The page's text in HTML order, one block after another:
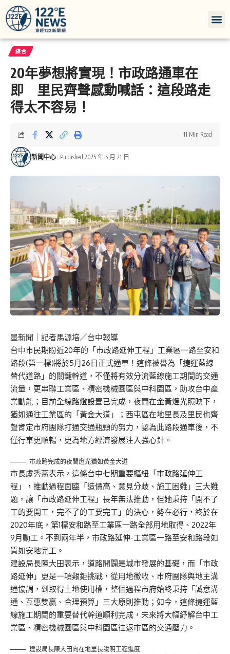
綜合
20年夢想將實現！市政路通車在
即 里民齊聲感動喊話：這段路走
得太不容易！
新聞中心 Published 2025 年 5 月 21 日
11 Min Read
墨新聞 ｜記者馬源培／台中報導
台中市民期盼近20年的「市政路延伸工程」工業區一路至安和
路段(第一標)將於5月26日正式通車！這條被譽為「捷運藍線
替代道路」的關鍵幹道，不僅將有效分流藍線施工期間的交通
流量，更串聯工業區、精密機械園區與中科園區，助攻台中產
業動能；目前全線路燈設置已完成，夜間在金黃燈光照映下，
猶如通往工業區的「黃金大道」；西屯區在地里長及里民也齊
聲肯定市府團隊打通交通瓶頸的努力，認為此路段通車後，不
僅行車更順暢，更為地方經濟發展注入強心針。
市政路完成的夜間燈光猶如黃金大道
市長盧秀燕表示，這條台中七期重要樞紐「市政路延伸工
程」，推動過程面臨「造價高、意見分歧、施工困難」三大難
題，讓「市政路延伸工程」長年無法推動，但她秉持「開不了
工的要開工，完不了的工要完工」的決心，勢在必行，終於在
2020年底，第1標安和路至工業區一路全部用地取得、2022年
9月動工。不到兩年半，市政路延伸-工業區一路至安和路段如
質如安地完工。
建設局長陳大田表示，道路開闢是城市發展的基礎，而「市政
路延伸」更是一項艱鉅挑戰，從用地徵收、市府團隊與地主溝
通協調，到取得土地使用權，整個過程市府始終秉持「誠意溝
通、互惠雙贏、合理預算」三大原則推動；如今，這條捷運藍
線施工期間的重要替代幹道順利完成，未來將大幅紓解台中工
業區、精密機械園區與中科園區往返市區的交通壓力。
建設局長陳大田向在地里長說明工程進度